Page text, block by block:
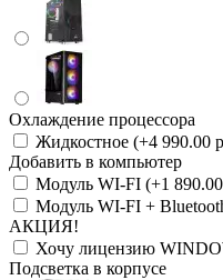
Охлаждение процессора
Жидкостное (+4 990.00
Добавить в компьютер
Модуль WI-FI (+1
Модуль WI-FI +
АКЦИЯ!
Хочу лицензию
Подсветка в корпусе